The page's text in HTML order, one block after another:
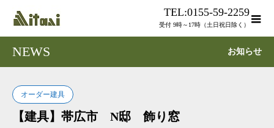
TEL:0155-59-2259
受付 9時～17時（土日祝日除く）
NEWS お知らせ
オーダー建具
【建具】帯広市 N邸 飾り窓